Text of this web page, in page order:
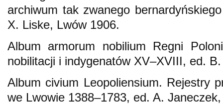
archiwum tak zwanego
X. Liske, Lwów 1906.
Album armorum nobilium Regni
nobilitacji i indygenatów XV–XVIII, ed.
Album civium Leopoliensium. Rejestry
we Lwowie 1388–1783, ed. A.